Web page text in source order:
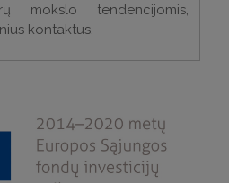
mokslo tendencijomis,
kontaktus.